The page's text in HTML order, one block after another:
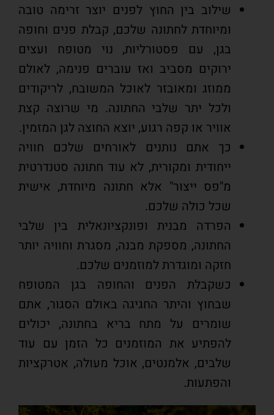
שילוב בין החוץ לפנים יוצר זרימה טובה
ומיוחדת לחתונה שלכם, קבלת פנים וחופה
בגן, עם פסטורליות, נוי מטופח ועצים
ירוקים מסביב ואז עוברים פנימה, לאולם
ממוזג ומאובזר לאוכל המשובח, לריקודים
ולכל יתר שלבי החתונה. מי שרוצה קצת
אוויר או קפה רגוע, יוצא החוצה לגן המזמין.
כך אתם נותנים לאורחים שלכם חוויה
ייחודית ומקורית, לא עוד חתונה סטנדרטית
מ"פס ייצור" אלא חתונה מיוחדת, אישית
שכל כולה שלכם.
הפרדה מבנית ופונקציונאלית בין שלבי
החתונה, מספקת מבנה, מסגרת וחוויה יותר
חזקה ומוגדרת למוזמנים שלכם.
כשקבלת הפנים והחופה בגן המטופח
שבחוץ והיתר החגיגה באולם הסגור, אתם
שומרים על מתח בריא בחתונה, יכולים
להפתיע את המוזמנים כל הזמן עם עוד
שלבים, אלמנטים, אוכל מעולה, אטרקציות
והפתעות.